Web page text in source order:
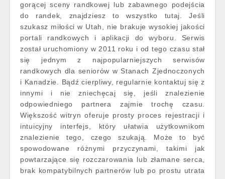
gorącej sceny randkowej lub zabawnego podejścia
do randek, znajdziesz to wszystko tutaj. Jeśli
szukasz miłości w Utah, nie brakuje wysokiej jakości
portali randkowych i aplikacji do wyboru. Serwis
został uruchomiony w 2011 roku i od tego czasu stał
się jednym z najpopularniejszych serwisów
randkowych dla seniorów w Stanach Zjednoczonych
i Kanadzie. Bądź cierpliwy, regularnie kontaktuj się z
innymi i nie zniechęcaj się, jeśli znalezienie
odpowiedniego partnera zajmie trochę czasu.
Większość witryn oferuje prosty proces rejestracji i
intuicyjny interfejs, który ułatwia użytkownikom
znalezienie tego, czego szukają. Może to być
spowodowane różnymi przyczynami, takimi jak
powtarzające się rozczarowania lub złamane serca,
brak kompatybilnych partnerów lub po prostu utrata